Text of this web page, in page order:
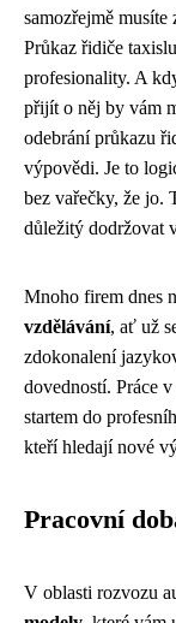
samozřejmě
Průkaz řidiče
profesionality. A
přijít o něj by vám
odebrání průkazu
výpovědi. Je to
bez vařečky, že jo.
důležitý dodržovat
Mnoho firem dnes
vzdělávání, ať už
zdokonalení
dovedností. Práce
startem do
kteří hledají nové
Pracovní
V oblasti rozvozu